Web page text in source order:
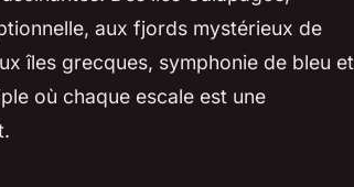
aux fjords mystérieux de
îles grecques, symphonie de bleu et
où chaque escale est une